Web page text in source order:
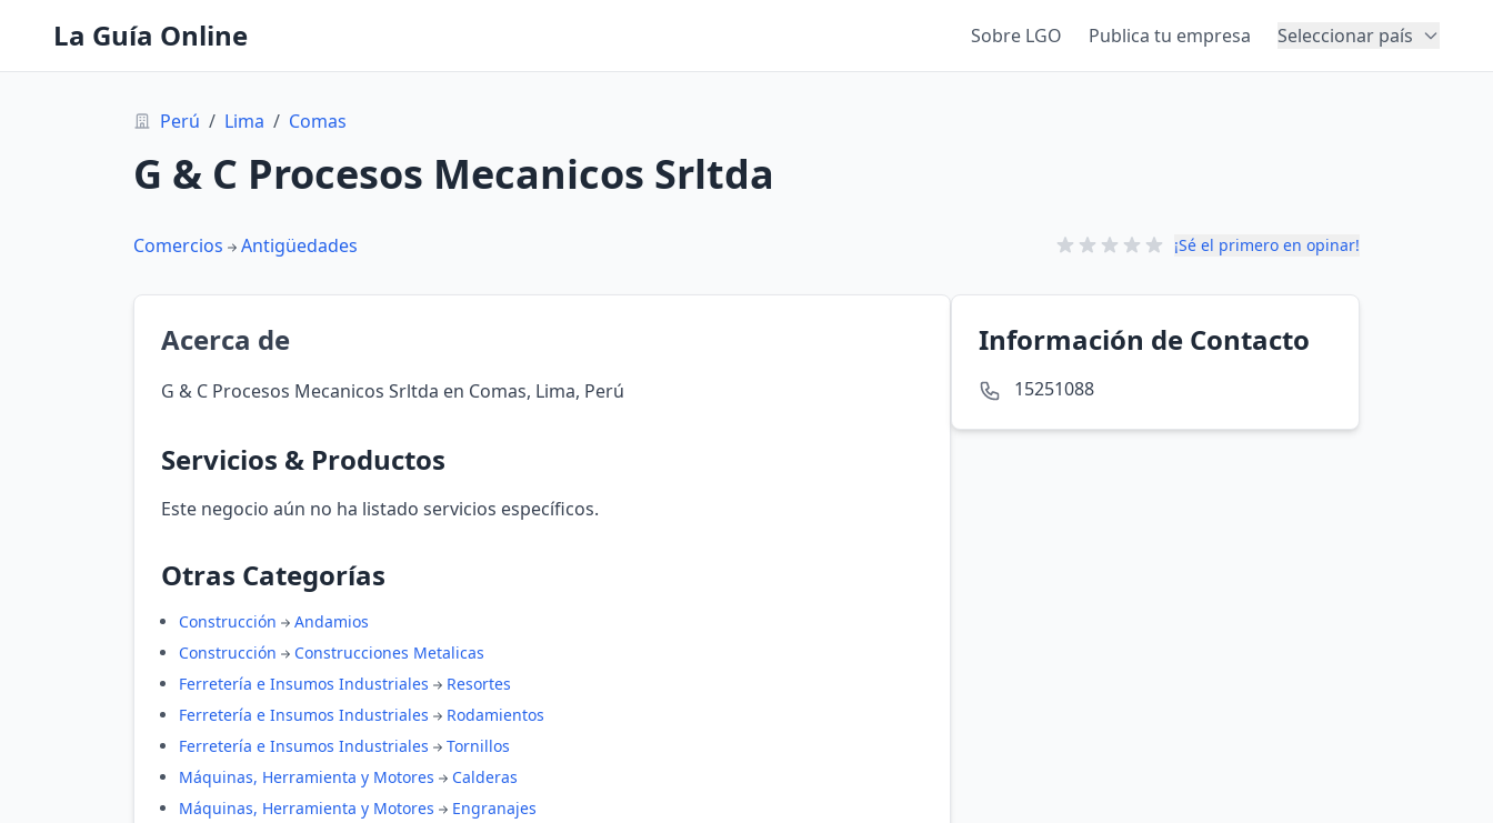
La Guía Online Sobre LGO Publica tu empresa Seleccionar país
Perú / Lima / Comas
G & C Procesos Mecanicos Srltda
Comercios Antigüedades ¡Sé el primero en opinar!
Acerca de
G & C Procesos Mecanicos Srltda en Comas, Lima, Perú
Servicios & Productos
Este negocio aún no ha listado servicios específicos.
Otras Categorías
Construcción
Andamios
Construcción
Construcciones Metalicas
Ferretería e Insumos Industriales
Resortes
Ferretería e Insumos Industriales
Rodamientos
Ferretería e Insumos Industriales
Tornillos
Máquinas, Herramienta y Motores
Calderas
Máquinas, Herramienta y Motores
Engranajes
Información de Contacto
15251088